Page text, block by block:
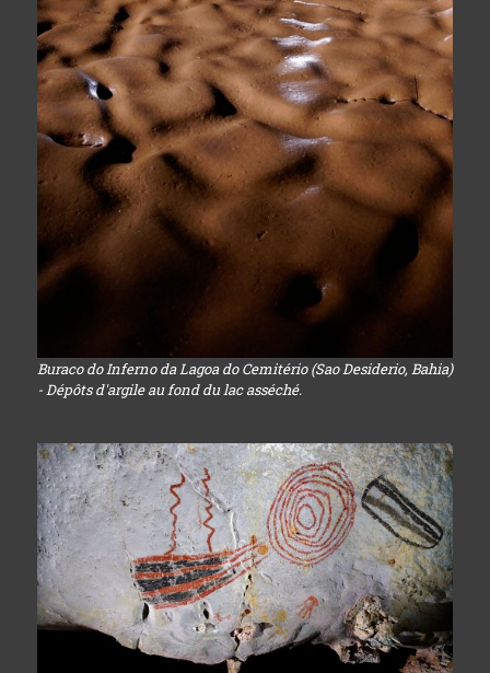
Buraco do Inferno da Lagoa do Cemitério (Sao Desiderio, Bahia)
- Dépôts d'argile au fond du lac asséché.